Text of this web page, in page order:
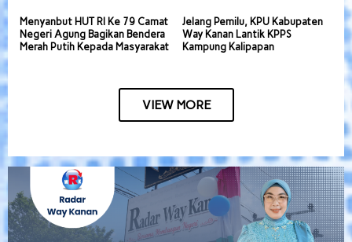
Menyanbut HUT RI Ke 79 Camat
Negeri Agung Bagikan Bendera
Merah Putih Kepada Masyarakat
Jelang Pemilu, KPU Kabupaten
Way Kanan Lantik KPPS
Kampung Kalipapan
VIEW MORE